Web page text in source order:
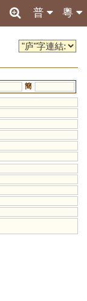
粵
普
簡